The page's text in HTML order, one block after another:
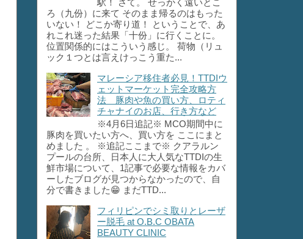
駅！ さて。 せっかく遠いとこ
ろ（九份）に来て そのまま帰るのはもった
いない！ どこか寄り道！ ということで、あ
れこれ迷った結果「十份」に行くことに。
位置関係的にはこういう感じ。 荷物（リュ
ック１つとは言えけっこう重た...
マレーシア移住者必見！TTDIウ
ェットマーケット完全攻略方
法 豚肉や魚の買い方、ロティ
チャナイのお店、行き方など
※4月6日追記※ MCO期間中に
豚肉を買いたい方へ、買い方を ここにまと
めました 。 ※追記ここまで※ クアラルン
プールの台所、日本人に大人気なTTDIの生
鮮市場について、1記事で必要な情報をカバ
ーしたブログが見つからなかったので、自
分で書きました😁 まだTTD...
フィリピンでシミ取りとレーザ
ー脱毛 at O.B.C OBATA
BEAUTY CLINIC